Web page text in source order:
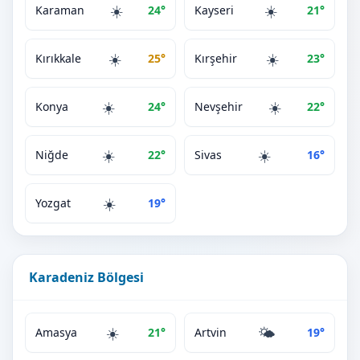
Karaman ☀️ 24° Kayseri ☀️ 21°
Kırıkkale ☀️ 25° Kırşehir ☀️ 23°
Konya ☀️ 24° Nevşehir ☀️ 22°
Niğde ☀️ 22° Sivas ☀️ 16°
Yozgat ☀️ 19°
Karadeniz Bölgesi
Amasya ☀️ 21° Artvin 🌤️ 19°